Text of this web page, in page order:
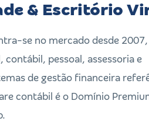
& Escritório
se no mercado desde
contábil, pessoal, assessoria e
de gestão financeira
contábil é o Domínio